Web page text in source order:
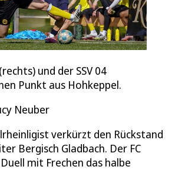
und der SSV 04
Punkt aus Hohkeppel.
Neuber
verkürzt den Rückstand
Bergisch Gladbach. Der FC
mit Frechen das halbe